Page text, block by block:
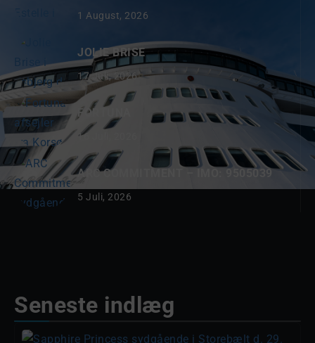
1 August, 2026
JOLIE BRISE
17 Juli, 2026
FORTUNA
16 Juli, 2026
ARC COMMITMENT – IMO: 9505039
5 Juli, 2026
Seneste indlæg